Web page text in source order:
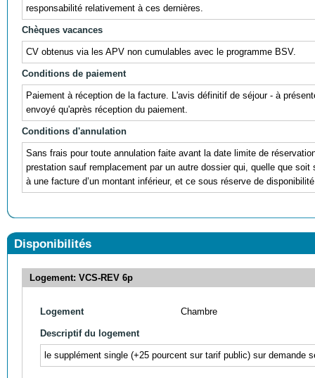
responsabilité relativement à ces dernières.
Chèques vacances
CV obtenus via les APV non cumulables avec le programme BSV.
Conditions de paiement
Paiement à réception de la facture. L'avis définitif de séjour - à
envoyé qu'après réception du paiement.
Conditions d'annulation
Sans frais pour toute annulation faite avant la date limite de
prestation sauf remplacement par un autre dossier qui, quelle que soit
à une facture d’un montant inférieur, et ce sous réserve de
Disponibilités
Logement: VCS-REV 6p
Logement Chambre
Descriptif du logement
le supplément single (+25 pourcent sur tarif public) sur demande